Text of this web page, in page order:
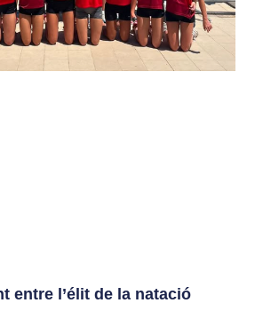
entre l’élit de la natació